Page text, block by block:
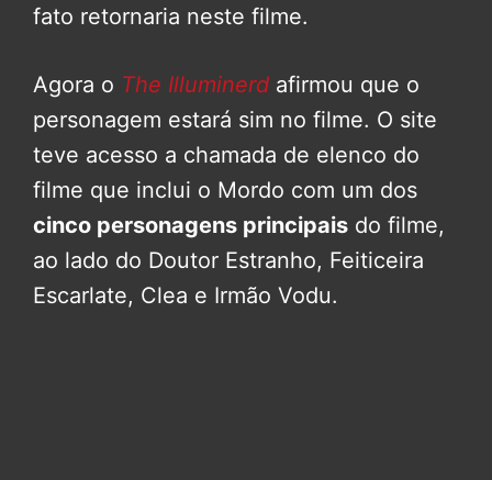
fato retornaria neste filme.
Agora o The Illuminerd afirmou que o
personagem estará sim no filme. O site
teve acesso a chamada de elenco do
filme que inclui o Mordo com um dos
cinco personagens principais do filme,
ao lado do Doutor Estranho, Feiticeira
Escarlate, Clea e Irmão Vodu.